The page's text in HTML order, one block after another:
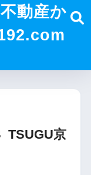
動産か
TSUGU京